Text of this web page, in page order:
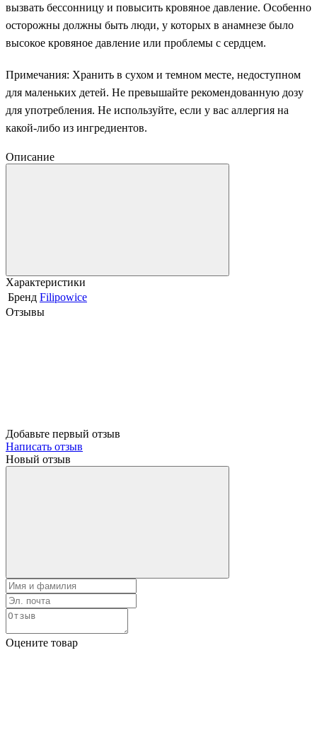
вызвать бессонницу и повысить кровяное давление. Особенно
осторожны должны быть люди, у которых в анамнезе было
высокое кровяное давление или проблемы с сердцем.
Примечания: Хранить в сухом и темном месте, недоступном
для маленьких детей. Не превышайте рекомендованную дозу
для употребления. Не используйте, если у вас аллергия на
какой-либо из ингредиентов.
Описание
Характеристики
Бренд Filipowice
Отзывы
Добавьте первый отзыв
Написать отзыв
Новый отзыв
Оцените товар